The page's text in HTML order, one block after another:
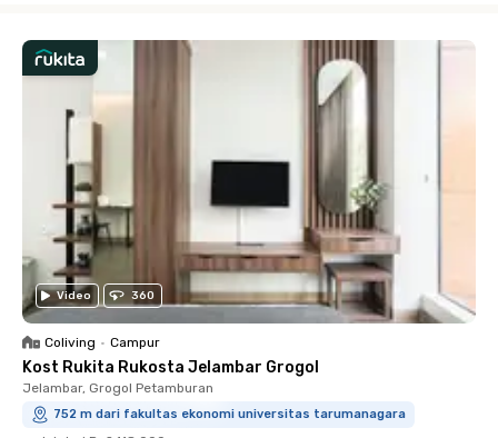
Video 360
Coliving • Campur
Kost Rukita Rukosta Jelambar Grogol
Jelambar, Grogol Petamburan
752 m dari fakultas ekonomi universitas tarumanagara